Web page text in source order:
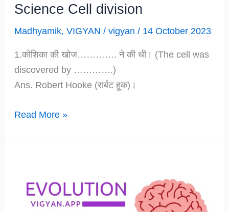
Science Cell division
Madhyamik,VIGYAN /vigyan/ 14 October 2023
1.कोशिका की खोज…………. ने की थी। (The cell was
discovered by ………….)
Ans. Robert Hooke (रार्बट हूक)।
Important
from
Cell
division
Read More »